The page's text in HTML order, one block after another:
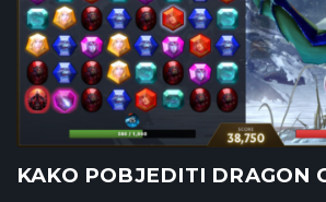
KAKO POBJEDITI DRAGON